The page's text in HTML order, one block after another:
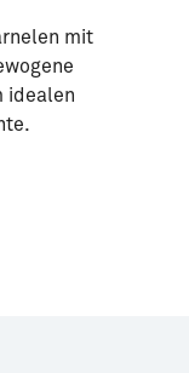
mit
idealen